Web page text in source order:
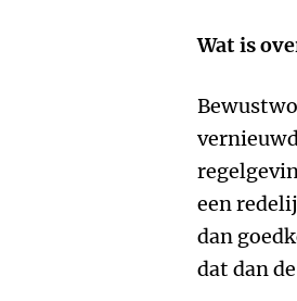
Wat is
een
dan
dat dan